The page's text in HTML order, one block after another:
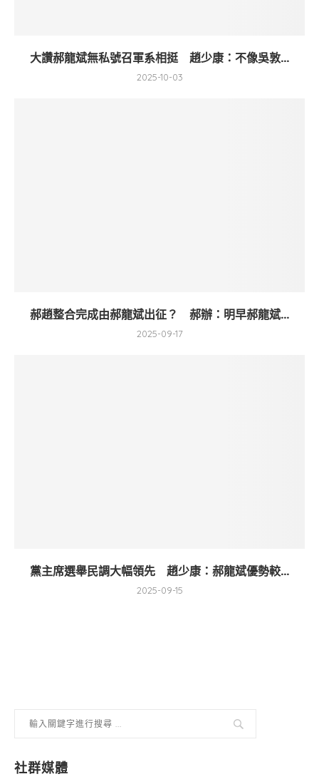
大讚郝龍斌無私號召軍系相挺 趙少康：不像吳敦...
2025-10-03
郝趙整合完成由郝龍斌出征？ 郝辦：明早郝龍斌...
2025-09-17
黨主席選舉民調大幅領先 趙少康：郝龍斌優勢較...
2025-09-15
社群媒體